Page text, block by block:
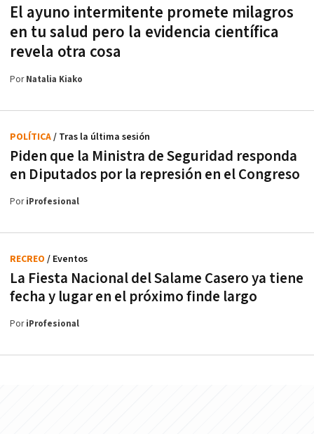
El ayuno intermitente promete milagros
en tu salud pero la evidencia científica
revela otra cosa
PorNatalia Kiako
Piden que la Ministra de Seguridad responda
en Diputados por la represión en el Congreso
POLÍTICA/ Tras la última sesión
PoriProfesional
La Fiesta Nacional del Salame Casero ya tiene
fecha y lugar en el próximo finde largo
RECREO / Eventos
PoriProfesional